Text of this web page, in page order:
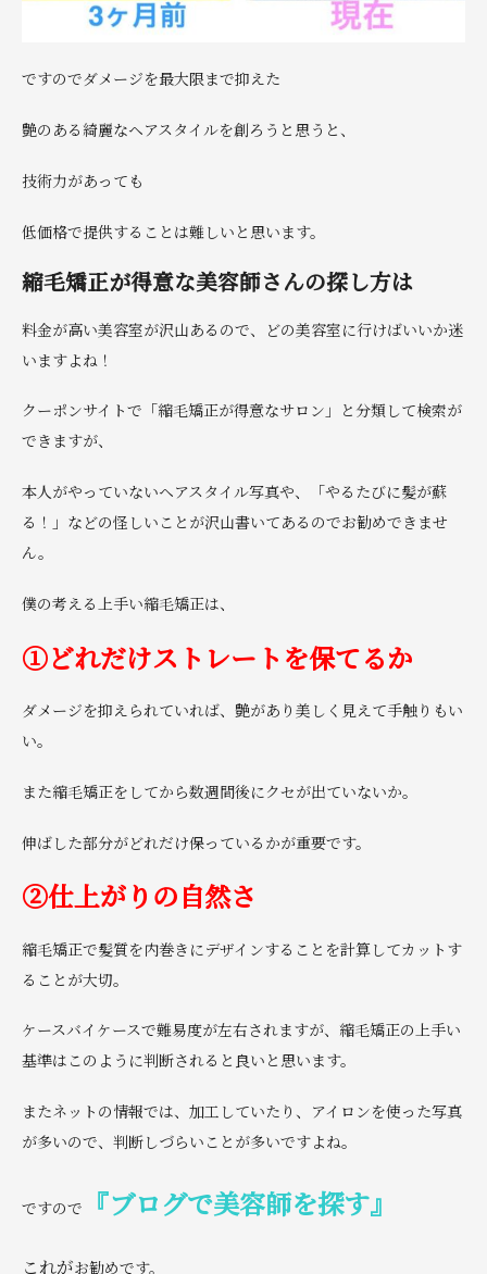
ですのでダメージを最大限まで抑えた
艶のある綺麗なヘアスタイルを創ろうと思うと、
技術力があっても
低価格で提供することは難しいと思います。
縮毛矯正が得意な美容師さんの探し方は
料金が高い美容室が沢山あるので、どの美容室に行けばいいか迷
いますよね！
クーポンサイトで「縮毛矯正が得意なサロン」と分類して検索が
できますが、
本人がやっていないヘアスタイル写真や、「やるたびに髪が蘇
る！」などの怪しいことが沢山書いてあるのでお勧めできませ
ん。
僕の考える上手い縮毛矯正は、
①どれだけストレートを保てるか
ダメージを抑えられていれば、艶があり美しく見えて手触りもい
い。
また縮毛矯正をしてから数週間後にクセが出ていないか。
伸ばした部分がどれだけ保っているかが重要です。
②仕上がりの自然さ
縮毛矯正で髪質を内巻きにデザインすることを計算してカットす
ることが大切。
ケースバイケースで難易度が左右されますが、縮毛矯正の上手い
基準はこのように判断されると良いと思います。
またネットの情報では、加工していたり、アイロンを使った写真
が多いので、判断しづらいことが多いですよね。
ですので 『ブログで美容師を探す』
これがお勧めです。